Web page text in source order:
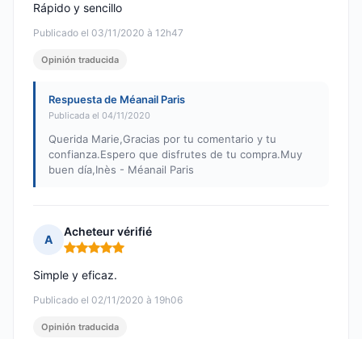
Publicado el 03/11/2020 à 12h47
Rápido y sencillo
Opinión traducida
Respuesta de Méanail Paris
Publicada el 04/11/2020
Querida Marie,Gracias por tu comentario y tu
confianza.Espero que disfrutes de tu compra.Muy
buen día,Inès - Méanail Paris
A
Acheteur vérifié
Nota: 5 de 5
Publicado el 02/11/2020 à 19h06
Simple y eficaz.
Opinión traducida